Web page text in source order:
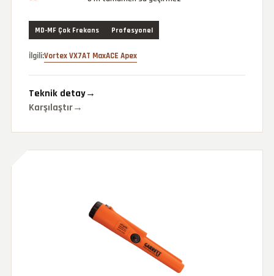
MD-MF Çok Frekans Profesyonel
İlgili:Vortex VX7AT MaxACE Apex
Teknik detay→
Karşılaştır→